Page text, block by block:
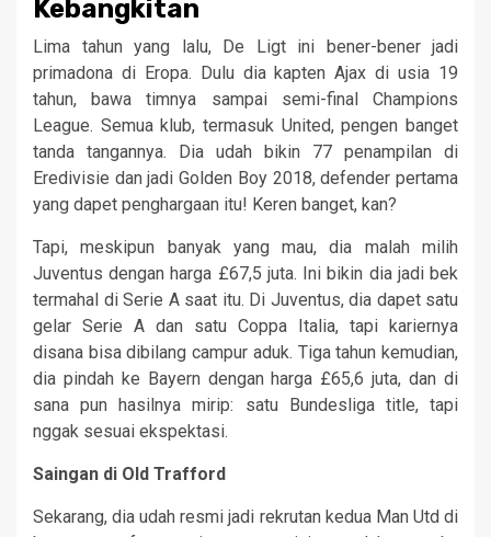
Kebangkitan
Lima tahun yang lalu, De Ligt ini bener-bener jadi
primadona di Eropa. Dulu dia kapten Ajax di usia 19
tahun, bawa timnya sampai semi-final Champions
League. Semua klub, termasuk United, pengen banget
tanda tangannya. Dia udah bikin 77 penampilan di
Eredivisie dan jadi Golden Boy 2018, defender pertama
yang dapet penghargaan itu! Keren banget, kan?
Tapi, meskipun banyak yang mau, dia malah milih
Juventus dengan harga £67,5 juta. Ini bikin dia jadi bek
termahal di Serie A saat itu. Di Juventus, dia dapet satu
gelar Serie A dan satu Coppa Italia, tapi kariernya
disana bisa dibilang campur aduk. Tiga tahun kemudian,
dia pindah ke Bayern dengan harga £65,6 juta, dan di
sana pun hasilnya mirip: satu Bundesliga title, tapi
nggak sesuai ekspektasi.
Saingan di Old Trafford
Sekarang, dia udah resmi jadi rekrutan kedua Man Utd di